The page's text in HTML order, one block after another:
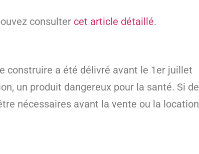
consulter cet article détaillé.
construire a été délivré avant le 1er juillet
un produit dangereux pour la santé. Si de
nécessaires avant la vente ou la location